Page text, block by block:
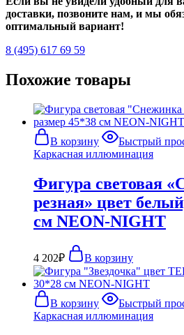
доставки, позвоните нам, и мы
оптимальный вариант!
8 (495) 617 69 59
Похожие товары
В корзину Быстрый
Каркасная иллюминация
Фигура световая
резная» цвет
см NEON-NIGHT
4 202₽ В корзину
В корзину Быстрый
Каркасная иллюминация